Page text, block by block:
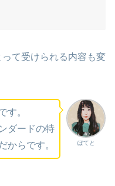
て受けられる内容も変
ぽてと
す。
ダードの特
からです。